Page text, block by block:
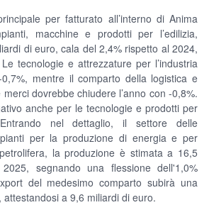
per fatturato all’interno di Anima
macchine e prodotti per l’edilizia,
di euro, cala del 2,4% rispetto al 2024,
tecnologie e attrezzature per l’industria
mentre il comparto della logistica e
dovrebbe chiudere l’anno con -0,8%.
anche per le tecnologie e prodotti per
Entrando nel dettaglio, il settore delle
per la produzione di energia e per
la produzione è stimata a 16,5
segnando una flessione dell'1,0%
del medesimo comparto subirà una
a 9,6 miliardi di euro.